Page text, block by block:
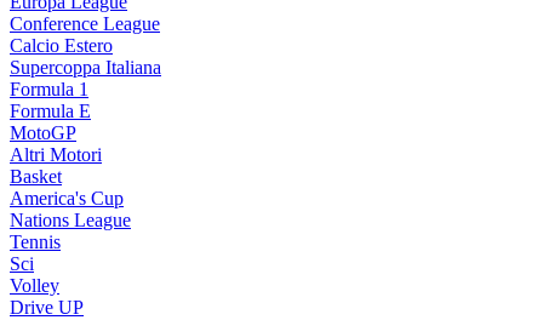
Conference League
Calcio Estero
Supercoppa Italiana
Formula 1
Formula E
MotoGP
Altri Motori
Basket
America's Cup
Nations League
Tennis
Sci
Volley
Drive UP